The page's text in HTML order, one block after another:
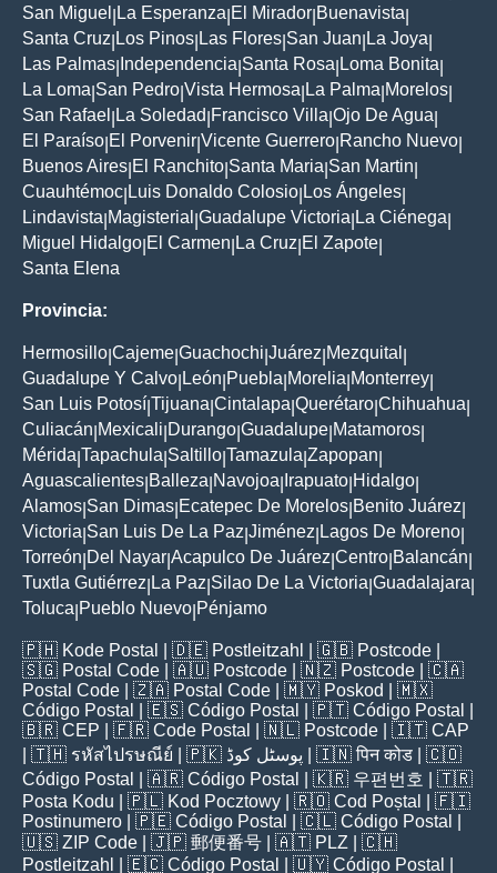
San Miguel
La Esperanza El Mirador Buenavista
Santa Cruz Los Pinos Las Flores San Juan La Joya
Las Palmas Independencia Santa Rosa Loma Bonita
La Loma San Pedro Vista Hermosa La Palma Morelos
San Rafael
La Soledad Francisco Villa Ojo De Agua
El Paraíso El Porvenir Vicente Guerrero Rancho Nuevo
Buenos Aires El Ranchito Santa Maria San Martin
Cuauhtémoc Luis Donaldo Colosio Los Ángeles
Lindavista Magisterial Guadalupe Victoria La Ciénega
Miguel Hidalgo El Carmen La Cruz El Zapote
Santa Elena
Provincia:
Hermosillo Cajeme Guachochi Juárez Mezquital
Guadalupe Y Calvo León Puebla Morelia Monterrey
San Luis Potosí Tijuana Cintalapa Querétaro Chihuahua
Culiacán Mexicali Durango Guadalupe Matamoros
Mérida Tapachula Saltillo Tamazula Zapopan
Aguascalientes Balleza Navojoa Irapuato Hidalgo
Alamos San Dimas Ecatepec De Morelos Benito Juárez
Victoria San Luis De La Paz Jiménez Lagos De Moreno
Torreón Del Nayar Acapulco De Juárez Centro Balancán
Tuxtla Gutiérrez La Paz Silao De La Victoria Guadalajara
Toluca Pueblo Nuevo Pénjamo
🇵🇭 Kode Postal | 🇩🇪 Postleitzahl | 🇬🇧 Postcode
🇸🇬 Postal Code | 🇦🇺 Postcode | 🇳🇿 Postcode | 🇨🇦
Postal Code | 🇿🇦 Postal Code | 🇲🇾 Poskod
| 🇲🇽
Código Postal
| 🇪🇸 Código Postal | 🇵🇹 Código Postal
🇧🇷 CEP | 🇫🇷 Code Postal | 🇳🇱 Postcode | 🇮🇹 CAP
| 🇹🇭 รหัสไปรษณีย์ | 🇵🇰 پوسٹل کوڈ | 🇮🇳पिन कोड | 🇨🇴
Código Postal
| 🇦🇷 Código Postal | 🇰🇷 우편번호
| 🇹🇷
Posta Kodu | 🇵🇱 Kod Pocztowy | 🇷🇴 Cod Poștal
| 🇫🇮
Postinumero | 🇵🇪 Código Postal | 🇨🇱 Código Postal
🇺🇸 ZIP Code | 🇯🇵 郵便番号 | 🇦🇹 PLZ | 🇨🇭
Postleitzahl
| 🇪🇨 Código Postal | 🇺🇾 Código Postal